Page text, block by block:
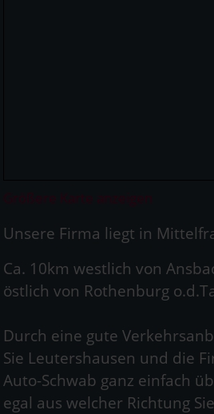
Größere Karte anzeigen
Unsere Firma liegt in
Ca. 10km westlich von
östlich von Rothenburg
Durch eine gute
Sie Leutershausen und die
Auto-Schwab ganz einfach
egal aus welcher Richtung